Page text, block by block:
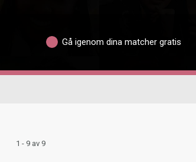
Gå igenom dina matcher gratis
1 - 9 av 9